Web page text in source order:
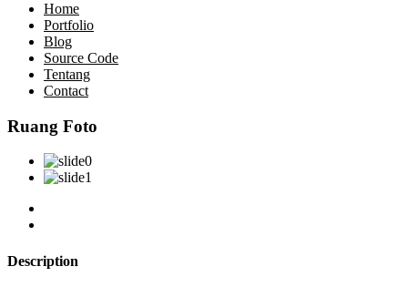
Home
Portfolio
Blog
Source Code
Tentang
Contact
Ruang Foto
Description